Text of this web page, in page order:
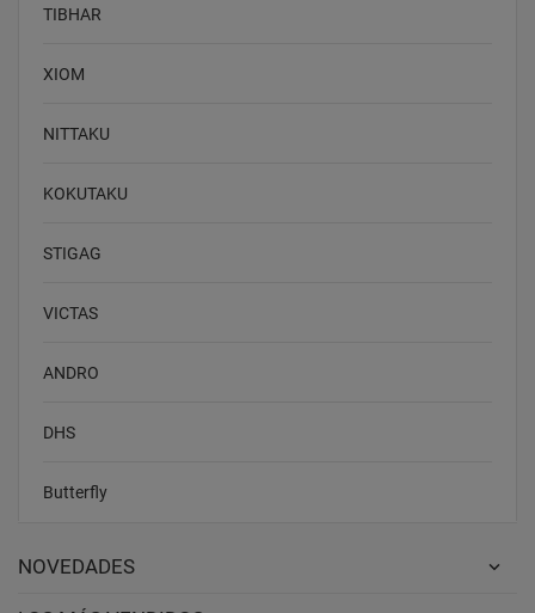
TIBHAR
XIOM
NITTAKU
KOKUTAKU
STIGAG
VICTAS
ANDRO
DHS
Butterfly
NOVEDADES